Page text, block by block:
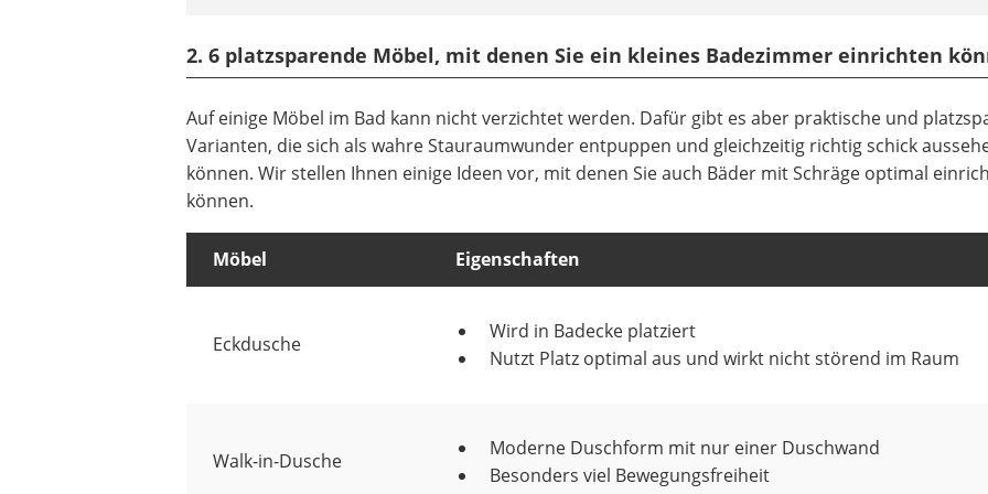
2. 6 platzsparende Möbel, mit denen Sie ein kleines Badezimmer einrichten
Auf einige Möbel im Bad kann nicht verzichtet werden. Dafür gibt es aber praktische und
Varianten, die sich als wahre Stauraumwunder entpuppen und gleichzeitig richtig schick
können. Wir stellen Ihnen einige Ideen vor, mit denen Sie auch Bäder mit Schräge optimal
können.
Möbel Eigenschaften
Eckdusche
Wird in Badecke platziert
Nutzt Platz optimal aus und wirkt nicht störend im Raum
Walk-in-Dusche
Moderne Duschform mit nur einer Duschwand
Besonders viel Bewegungsfreiheit